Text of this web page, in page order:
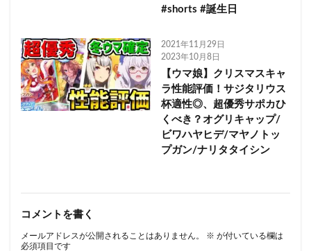
#shorts #誕生日
2021年11月29日
2023年10月8日
【ウマ娘】クリスマスキャ
ラ性能評価！サジタリウス
杯適性◎、超優秀サポカひ
くべき？オグリキャップ/
ビワハヤヒデ/マヤノトッ
プガン/ナリタタイシン
コメントを書く
メールアドレスが公開されることはありません。 ※ が付いている欄は
必須項目です